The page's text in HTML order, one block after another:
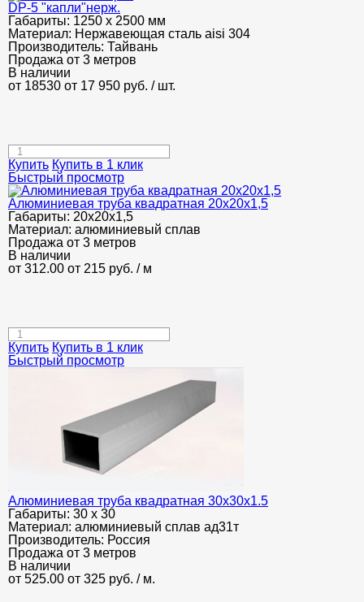
DP-5 "капли"нерж.
Габариты: 1250 х 2500 мм
Материал: Нержавеющая сталь aisi 304
Производитель: Тайвань
Продажа от 3 метров
В наличии
от 18530 от 17 950 руб. / шт.
Купить Купить в 1 клик
Быстрый просмотр
Алюминиевая труба квадратная 20х20х1,5
Габариты: 20х20х1,5
Материал: алюминиевый сплав
Продажа от 3 метров
В наличии
от 312.00 от 215 руб. / м
Купить Купить в 1 клик
Быстрый просмотр
Алюминиевая труба квадратная 30х30х1.5
Габариты: 30 х 30
Материал: алюминиевый сплав ад31т
Производитель: Россия
Продажа от 3 метров
В наличии
от 525.00 от 325 руб. / м.